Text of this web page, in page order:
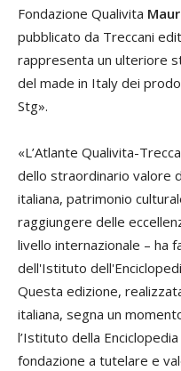
Fondazione Qualivita
pubblicato da Treccani
rappresenta un ulteriore
del made in Italy dei
Stg».
«L’Atlante Qualivita-
dello straordinario valore
italiana, patrimonio
raggiungere delle
livello internazionale – ha
dell'Istituto
Questa edizione,
italiana, segna un
l’Istituto della
fondazione a tutelare e